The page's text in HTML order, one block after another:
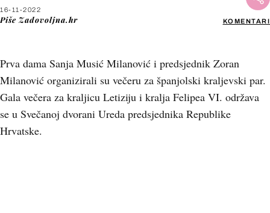
16-11-2022
Piše Zadovoljna.hr KOMENTARI
Prva dama Sanja Musić Milanović i predsjednik Zoran
Milanović organizirali su večeru za španjolski kraljevski par.
Gala večera za kraljicu Letiziju i kralja Felipea VI. održava
se u Svečanoj dvorani Ureda predsjednika Republike
Hrvatske.